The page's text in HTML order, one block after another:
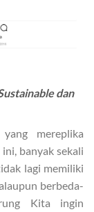
dan
mereplika
banyak sekali
lagi memiliki
berbeda-
Kita ingin